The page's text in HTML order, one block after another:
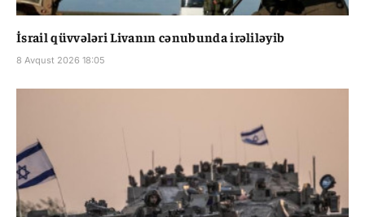
İsrail qüvvələri Livanın cənubunda irəliləyib
8 Avqust 2026 18:05